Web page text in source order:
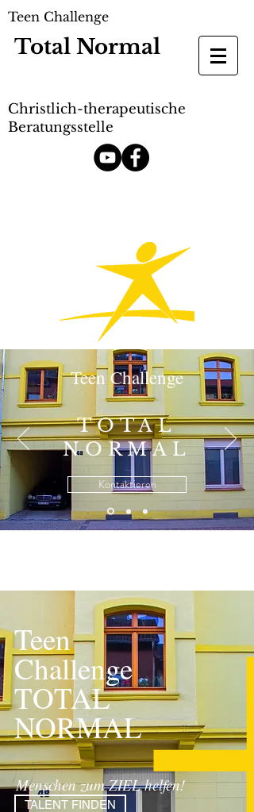
Teen Challenge
Total Normal
Christlich-therapeutische
Beratungsstelle
Teen Challenge
TOTAL
NORMAL
Kontaktieren
Teen
Challenge
TOTAL
NORMAL
Menschen zum ZIEL helfen!
TALENT FINDEN